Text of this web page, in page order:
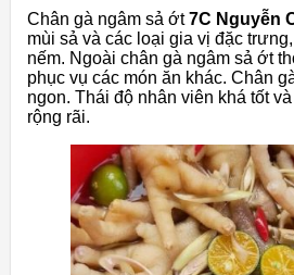
Chân gà ngâm sả ớt7C Nguyễn
mùi sả và các loại gia vị đặc
nếm. Ngoài chân gà ngâm sả ớt
phục vụ các món ăn khác. Chân
ngon. Thái độ nhân viên khá tốt
rộng rãi.